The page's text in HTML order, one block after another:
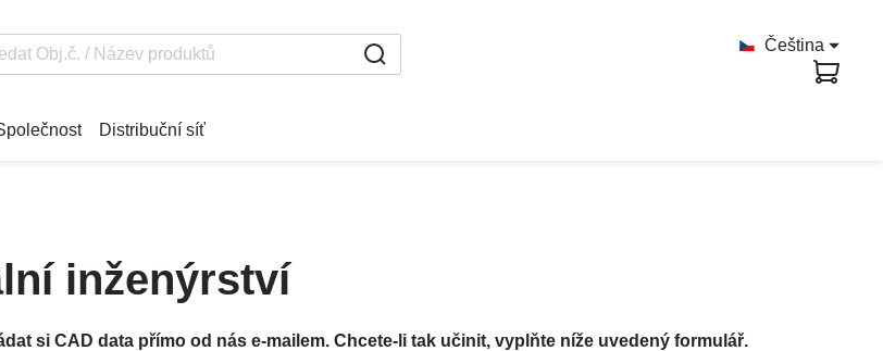
Čeština
Distribuční síť
inženýrství
si CAD data přímo od nás e-mailem. Chcete-li tak učinit, vyplňte níže uvedený formulář.